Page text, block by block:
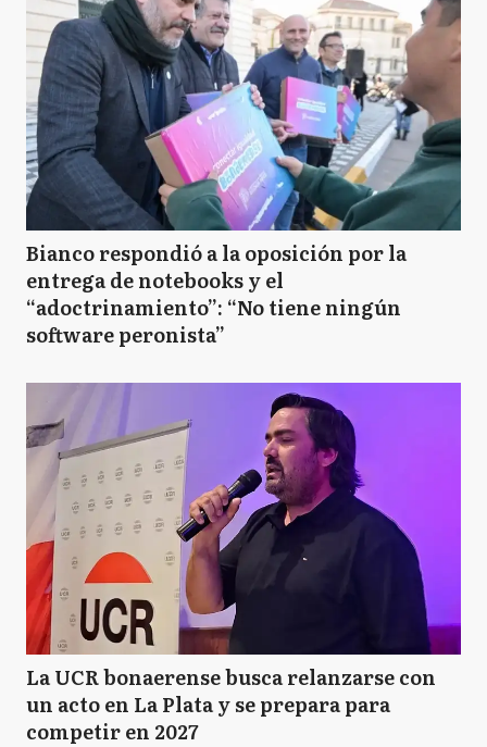
Bianco respondió a la oposición por la
entrega de notebooks y el
“adoctrinamiento”: “No tiene ningún
software peronista”
La UCR bonaerense busca relanzarse con
un acto en La Plata y se prepara para
competir en 2027